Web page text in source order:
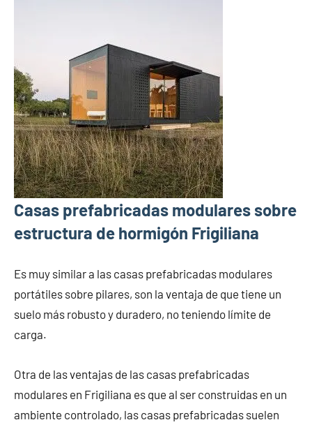
Casas prefabricadas modulares sobre
estructura de hormigón Frigiliana
Es muy similar a las casas prefabricadas modulares
portátiles sobre pilares, son la ventaja de que tiene un
suelo más robusto y duradero, no teniendo límite de
carga.
Otra de las ventajas de las casas prefabricadas
modulares en Frigiliana es que al ser construidas en un
ambiente controlado, las casas prefabricadas suelen